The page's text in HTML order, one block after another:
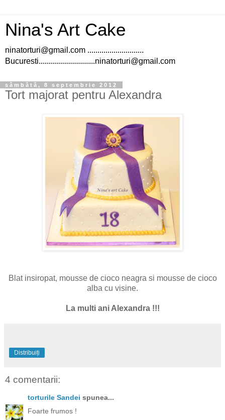
Nina's Art Cake
ninatorturi@gmail.com ............................
Bucuresti............................ninatorturi@gmail.com
sâmbătă, 8 septembrie 2012
Tort majorat pentru Alexandra
Blat insiropat, mousse de cioco neagra si mousse de cioco
alba cu visine.
La multi ani Alexandra !!!
Distribuiți
4 comentarii:
torturile Sandei spunea...
Foarte frumos !